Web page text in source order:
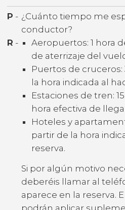
P - ¿Cuánto tiempo me
conductor?
R -
Aeropuertos: 1 hora
de aterrizaje del
Puertos de
la hora indicada al
Estaciones de tren:
hora efectiva de
Hoteles y
partir de la hora
reserva.
Si por algún motivo
deberéis llamar al
aparece en la reserva.
podrán aplicar